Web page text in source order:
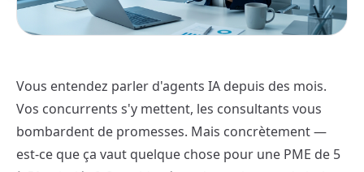
Vous entendez parler d'agents IA depuis des mois.
Vos concurrents s'y mettent, les consultants vous
bombardent de promesses. Mais concrètement —
est-ce que ça vaut quelque chose pour une PME de 5